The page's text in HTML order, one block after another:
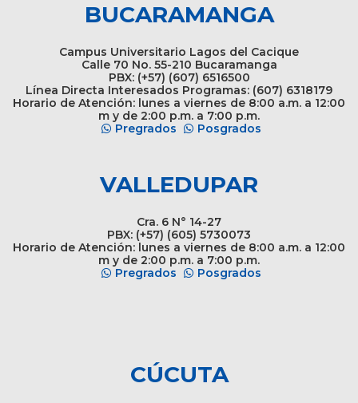
BUCARAMANGA
Campus Universitario Lagos del Cacique
Calle 70 No. 55-210 Bucaramanga
PBX: (+57) (607) 6516500
Línea Directa Interesados Programas: (607) 6318179
Horario de Atención: lunes a viernes de 8:00 a.m. a 12:00
m y de 2:00 p.m. a 7:00 p.m.
Pregrados
Posgrados
VALLEDUPAR
Cra. 6 N° 14-27
PBX: (+57) (605) 5730073
Horario de Atención: lunes a viernes de 8:00 a.m. a 12:00
m y de 2:00 p.m. a 7:00 p.m.
Pregrados
Posgrados
CÚCUTA